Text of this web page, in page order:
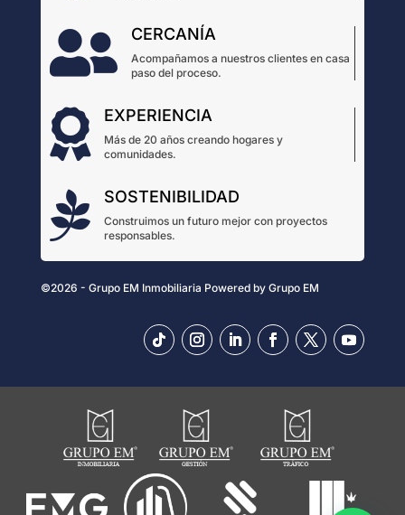
 CERCANÍA
Acompañamos a nuestros clientes en casa
paso del proceso.
 EXPERIENCIA
Más de 20 años creando hogares y
comunidades.
 SOSTENIBILIDAD
Construimos un futuro mejor con proyectos
responsables.
©2026 - Grupo EM Inmobiliaria Powered by Grupo EM